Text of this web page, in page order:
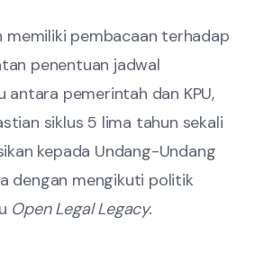
memiliki pembacaan terhadap
penentuan jadwal
antara pemerintah dan KPU,
siklus 5 lima tahun sekali
kepada Undang-Undang
dengan mengikuti politik
Open Legal Legacy.